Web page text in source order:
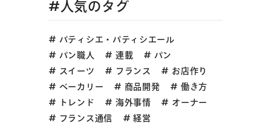
#人気のタグ
パティシエ・パティシエール
パン職人
連載
パン
スイーツ
フランス
お店作り
ベーカリー
商品開発
働き方
トレンド
海外事情
オーナー
フランス通信
経営